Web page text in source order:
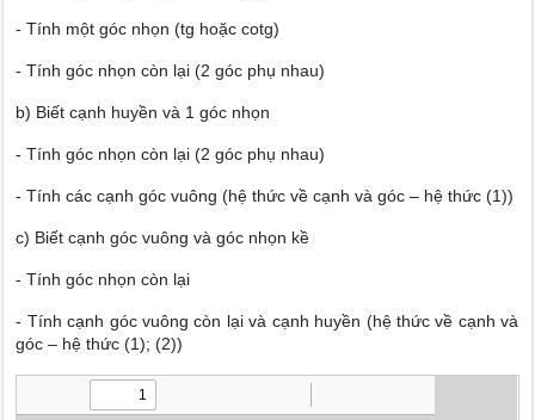
- Tính một góc nhọn (tg hoặc cotg)
- Tính góc nhọn còn lại (2 góc phụ nhau)
b) Biết cạnh huyền và 1 góc nhọn
- Tính góc nhọn còn lại (2 góc phụ nhau)
- Tính các cạnh góc vuông (hệ thức về cạnh và góc – hệ thức (1))
c) Biết cạnh góc vuông và góc nhọn kề
- Tính góc nhọn còn lại
- Tính cạnh góc vuông còn lại và cạnh huyền (hệ thức về cạnh và
góc – hệ thức (1); (2))